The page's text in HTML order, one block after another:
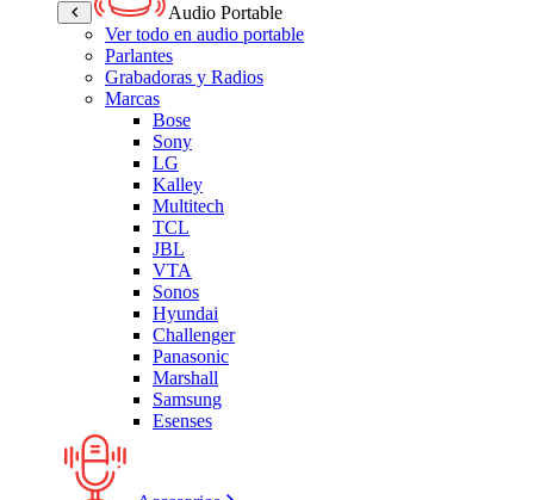
Audio Portable
Ver todo en audio portable
Parlantes
Grabadoras y Radios
Marcas
Bose
Sony
LG
Kalley
Multitech
TCL
JBL
VTA
Sonos
Hyundai
Challenger
Panasonic
Marshall
Samsung
Esenses